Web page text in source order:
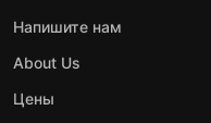
Напишите нам
About Us
Цены